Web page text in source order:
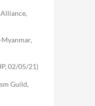
Myanmar,
02/05/21)
Guild,